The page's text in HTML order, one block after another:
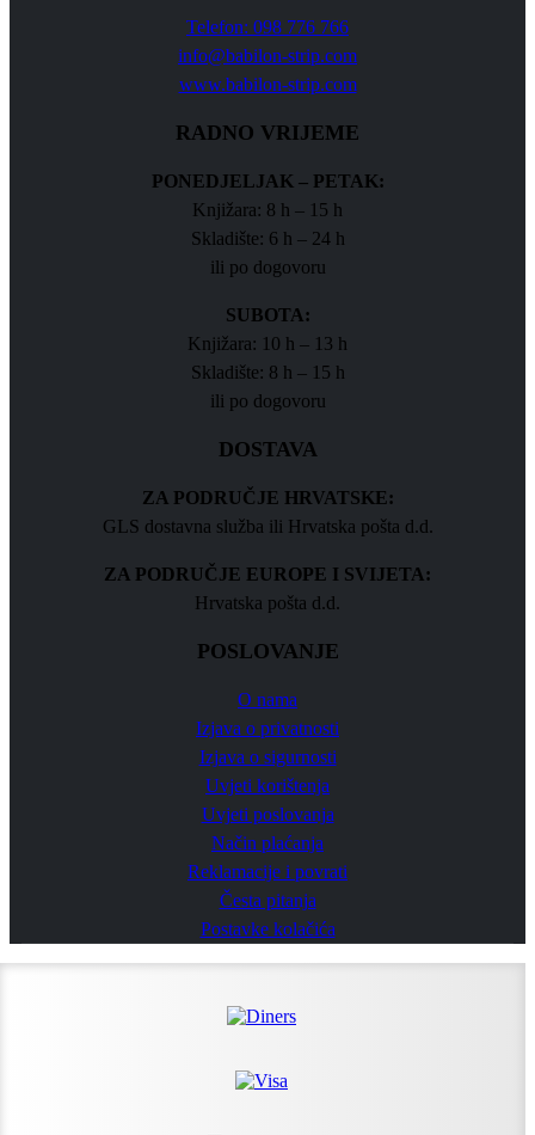
Telefon: 098 776 766
info@babilon-strip.com
www.babilon-strip.com
RADNO VRIJEME
PONEDJELJAK – PETAK:
Knjižara: 8 h – 15 h
Skladište: 6 h – 24 h
ili po dogovoru
SUBOTA:
Knjižara: 10 h – 13 h
Skladište: 8 h – 15 h
ili po dogovoru
DOSTAVA
ZA PODRUČJE HRVATSKE:
GLS dostavna služba ili Hrvatska pošta d.d.
ZA PODRUČJE EUROPE I SVIJETA:
Hrvatska pošta d.d.
POSLOVANJE
O nama
Izjava o privatnosti
Izjava o sigurnosti
Uvjeti korištenja
Uvjeti poslovanja
Način plaćanja
Reklamacije i povrati
Česta pitanja
Postavke kolačića